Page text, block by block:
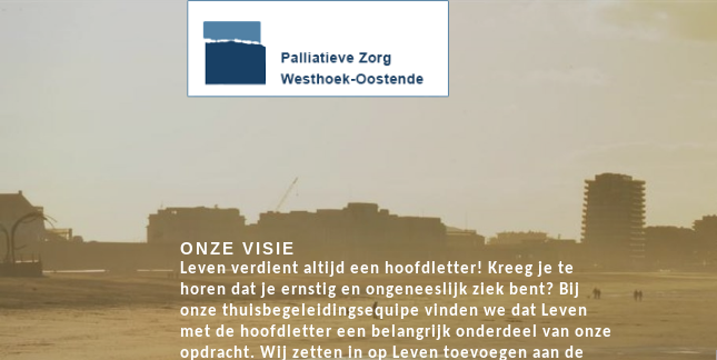
ONZE VISIE
Levenverdient altijd een hoofdletter! Kreeg je te
horen dat je ernstig en ongeneeslijk ziek bent? Bij
onze thuisbegeleidingsequipe vinden we dat Leven
met de hoofdletter een belangrijk onderdeel van onze
opdracht. Wij zetten in op Leven toevoegen aan de
Hoop in beweging - 10/10/2026
mee, loop mee, herinner mee !
ten voordele van Palliatieve
Zorg Westhoek-Oostende
Hoop in beweging - 10/10/2026
Wandel mee, loop mee, herinner mee.
Loop-en wandeltocht ten voordele van Palliatieve
Zorg Westhoek-Oostende